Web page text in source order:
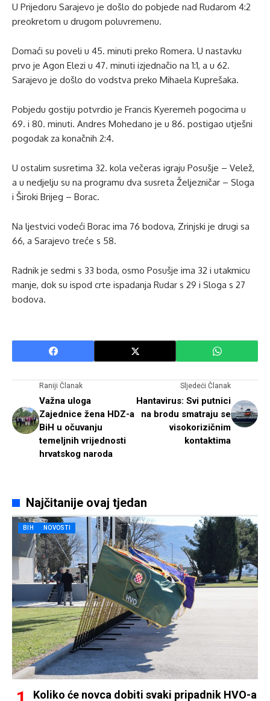
U Prijedoru Sarajevo je došlo do pobjede nad Rudarom 4:2
preokretom u drugom poluvremenu.
Domaći su poveli u 45. minuti preko Romera. U nastavku
prvo je Agon Elezi u 47. minuti izjednačio na 1:1, a u 62.
Sarajevo je došlo do vodstva preko Mihaela Kuprešaka.
Pobjedu gostiju potvrdio je Francis Kyeremeh pogocima u
69. i 80. minuti. Andres Mohedano je u 86. postigao utješni
pogodak za konačnih 2:4.
U ostalim susretima 32. kola večeras igraju Posušje – Velež,
a u nedjelju su na programu dva susreta Željezničar – Sloga
i Široki Brijeg – Borac.
Na ljestvici vodeći Borac ima 76 bodova, Zrinjski je drugi sa
66, a Sarajevo treće s 58.
Radnik je sedmi s 33 boda, osmo Posušje ima 32 i utakmicu
manje, dok su ispod crte ispadanja Rudar s 29 i Sloga s 27
bodova.
Raniji Članak
Važna uloga
Zajednice žena HDZ-a
BiH u očuvanju
temeljnih vrijednosti
hrvatskog naroda
Sljedeći Članak
Hantavirus: Svi putnici
na brodu smatraju se
visokorizičnim
kontaktima
Najčitanije ovaj tjedan
BIH NOVOSTI
Koliko će novca dobiti svaki pripadnik HVO-a